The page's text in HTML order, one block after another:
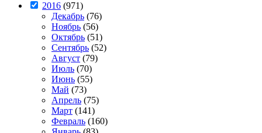
2016 (971)
Декабрь (76)
Ноябрь (56)
Октябрь (51)
Сентябрь (52)
Август (79)
Июль (70)
Июнь (55)
Май (73)
Апрель (75)
Март (141)
Февраль (160)